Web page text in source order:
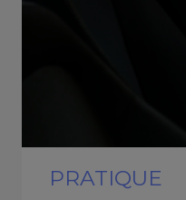
PRATIQUE